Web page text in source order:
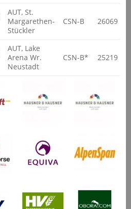
AUT, St.
Margarethen-
Stückler
CSN-B 26069
AUT, Lake
Arena Wr.
Neustadt
CSN-B* 25219